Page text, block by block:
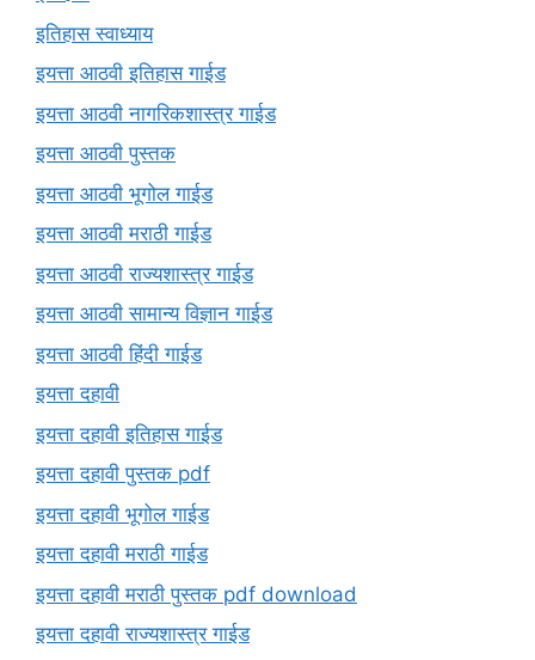
इतिहास स्वाध्याय
इयत्ता आठवी इतिहास गाईड
इयत्ता आठवी नागरिकशास्त्र गाईड
इयत्ता आठवी पुस्तक
इयत्ता आठवी भूगोल गाईड
इयत्ता आठवी मराठी गाईड
इयत्ता आठवी राज्यशास्त्र गाईड
इयत्ता आठवी सामान्य विज्ञान गाईड
इयत्ता आठवी हिंदी गाईड
इयत्ता दहावी
इयत्ता दहावी इतिहास गाईड
इयत्ता दहावी पुस्तक pdf
इयत्ता दहावी भूगोल गाईड
इयत्ता दहावी मराठी गाईड
इयत्ता दहावी मराठी पुस्तक pdf download
इयत्ता दहावी राज्यशास्त्र गाईड